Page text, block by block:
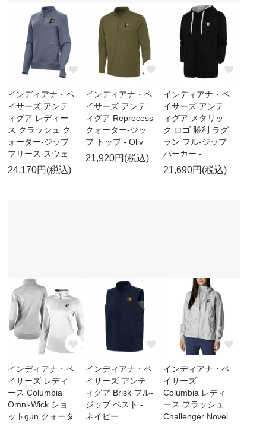
インディアナ・ペ
イサーズ アンテ
ィグア レディー
ス クラッシュ ク
ォーター-ジップ
フリース スウェ
24,170円(税込)
インディアナ・ペ
イサーズ アンテ
ィグア Reprocess
クォーター-ジッ
プ トップ - Oliv
21,920円(税込)
インディアナ・ペ
イサーズ アンテ
ィグア メタリッ
ク ロゴ 勝利 ラグ
ラン フル-ジップ
パーカー -
21,690円(税込)
インディアナ・ペ
イサーズ レディ
ース Columbia
Omni-Wick ショ
ットgun クォータ
インディアナ・ペ
イサーズ アンテ
ィグア Brisk フル-
ジップ ベスト -
ネイビー
インディアナ・ペ
イサーズ
Columbia レディ
ース フラッシュ
Challenger Novel